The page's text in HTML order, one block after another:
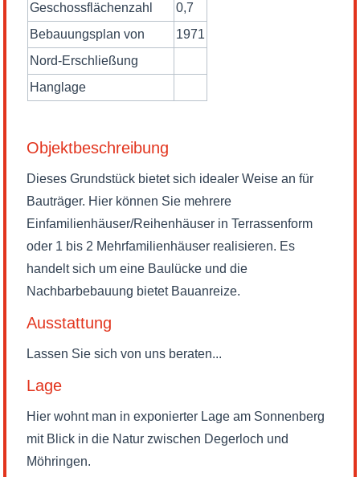
Geschossflächenzahl
0,7
Bebauungsplan von
1971
Nord-Erschließung
Hanglage
Objektbeschreibung
Dieses Grundstück bietet sich idealer Weise an für
Bauträger. Hier können Sie mehrere
Einfamilienhäuser/Reihenhäuser in Terrassenform
oder 1 bis 2 Mehrfamilienhäuser realisieren. Es
handelt sich um eine Baulücke und die
Nachbarbebauung bietet Bauanreize.
Ausstattung
Lassen Sie sich von uns beraten...
Lage
Hier wohnt man in exponierter Lage am Sonnenberg
mit Blick in die Natur zwischen Degerloch und
Möhringen.